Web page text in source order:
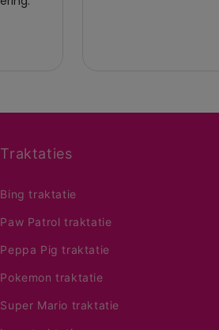
Traktaties
Bing traktatie
Paw Patrol traktatie
Peppa Pig traktatie
Pokemon traktatie
Super Mario traktatie